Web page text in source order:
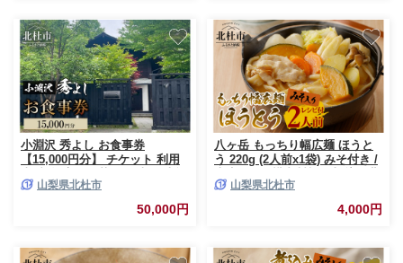
小淵沢 秀よし お食事券
【15,000円分】 チケット 利用
利き酒師 和食店 コースメニュ
ー 山梨県 北杜市 小淵沢
山梨県北杜市
50,000円
八ヶ岳 もっちり幅広麺 ほうと
う 220g (2人前x1袋) みそ付き /
杜市 / 常温 / 山梨 甲州名物 郷
山梨県北杜市
4,000円